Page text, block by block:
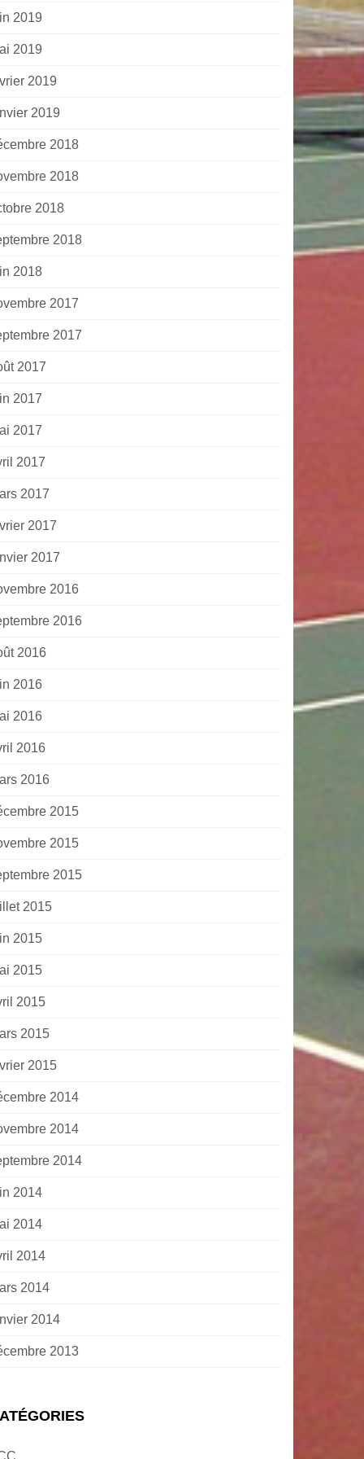
2019
2019
2019
2019
2018
2018
2018
2018
2018
2017
2017
2017
2017
2017
2017
2017
2017
2017
2016
2016
2016
2016
2016
2016
2016
2015
2015
2015
2015
2015
2015
2015
2015
2015
2014
2014
2014
2014
2014
2014
2014
2014
2013